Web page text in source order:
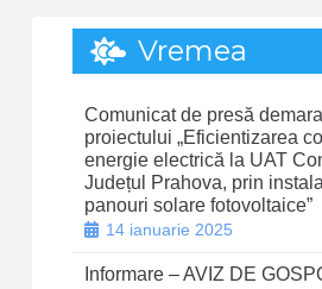
Vremea
Comunicat de presă
proiectului „Eficientizarea
energie electrică la UAT
Județul Prahova, prin
panouri solare fotovoltaice”
14 ianuarie 2025
Informare – AVIZ DE